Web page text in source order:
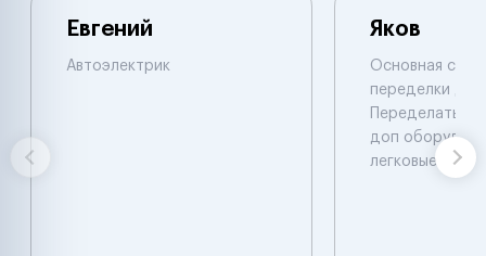
Евгений
Автоэлектрик
Яков
Основная
переделки
Переделать,
доп
легковые.